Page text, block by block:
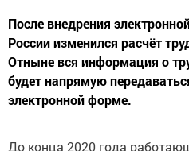
После внедрения
России изменился расчёт
Отныне вся информация о
будет напрямую
электронной форме.
До конца 2020 года